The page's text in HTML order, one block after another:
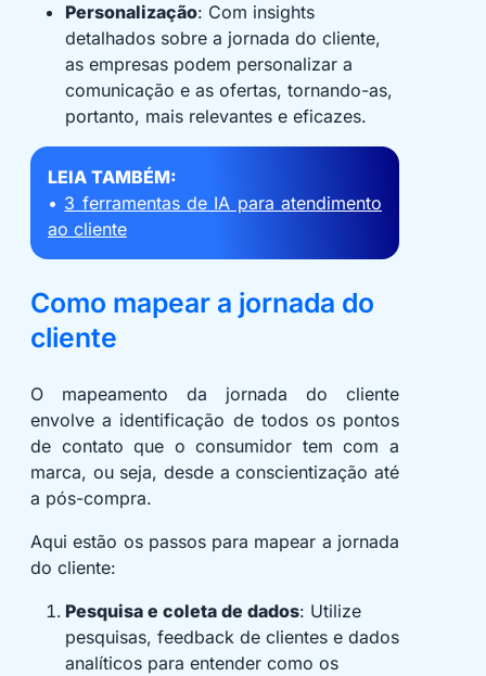
Personalização: Com insights
detalhados sobre a jornada do cliente,
as empresas podem personalizar a
comunicação e as ofertas, tornando-as,
portanto, mais relevantes e eficazes.
LEIA TAMBÉM:
• 3 ferramentas de IA para atendimento
ao cliente
Como mapear a jornada do
cliente
O mapeamento da jornada do cliente
envolve a identificação de todos os pontos
de contato que o consumidor tem com a
marca, ou seja, desde a conscientização até
a pós-compra.
Aqui estão os passos para mapear a jornada
do cliente:
Pesquisa e coleta de dados: Utilize
pesquisas, feedback de clientes e dados
analíticos para entender como os